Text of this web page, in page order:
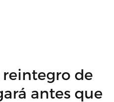
de
antes que